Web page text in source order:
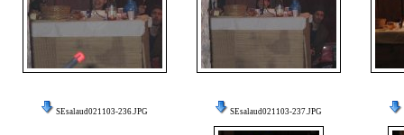
SEsalaud021103-236.JPG SEsalaud021103-237.JPG